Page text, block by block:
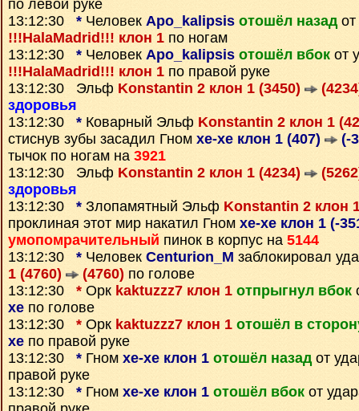
по левой руке
13:12:30 * Человек Apo_kalipsis отошёл назадот
!!!HalaMadrid!!! клон 1 по ногам
13:12:30 * Человек Apo_kalipsis отошёл вбок от
!!!HalaMadrid!!! клон 1 по правой руке
13:12:30 Эльф Konstantin 2 клон 1 (3450)
здоровья
13:12:30 * Коварный Эльф Konstantin 2 клон 1
стиснув зубы засадил Гном xe-xe клон 1 (407)
(-
тычок по ногам на 3921
13:12:30 Эльф Konstantin 2 клон 1 (4234)
здоровья
13:12:30 * Злопамятный Эльф Konstantin 2 клон
проклиная этот мир накатил Гном xe-xe клон 1 (-
умопомрачительный пинок в корпус на 5144
13:12:30 * Человек Centurion_M заблокировал
1 (4760)
(4760) по голове
13:12:30 * Орк kaktuzzz7 клон 1 отпрыгнул вбок
xe по голове
13:12:30 * Орк kaktuzzz7 клон 1 отошёл в
xe по правой руке
13:12:30 * Гном xe-xe клон 1 отошёл назадот
правой руке
13:12:30 * Гном xe-xe клон 1 отошёл вбок от